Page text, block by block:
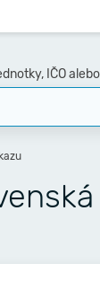
IČO